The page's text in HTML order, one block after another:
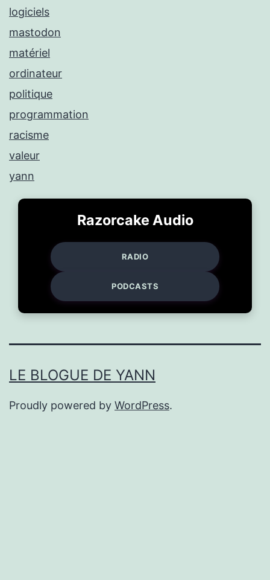
logiciels
mastodon
matériel
ordinateur
politique
programmation
racisme
valeur
yann
Razorcake Audio
RADIO
PODCASTS
LE BLOGUE DE YANN
Proudly powered by WordPress.